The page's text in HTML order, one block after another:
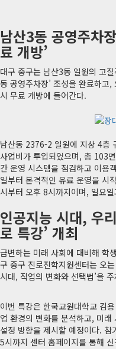
남산3동 공영주차
료 개방’
대구 중구는 남산3동 일원의 고
동 공영주차장’ 조성을 완료하고
시 무료 개방에 들어간다.
남산동 2376-2 일원에 지상 4층
사업비가 투입되었으며, 총 103
간 운영 시스템을 점검하고 이용
일부터 본격적인 유료 운영을 시
시부터 오후 8시까지이며, 일요
인공지능 시대, 우
로 특강’ 개최
급변하는 미래 사회에 대비해 학
구 중구 진로진학지원센터는 오
시대, 직업의 변화와 선택법’을
이번 특강은 한국교원대학교 김
업 환경의 변화를 분석하고, 미
설정 방향을 제시할 예정이다. 참
5시까지 센터 홈페이지를 통해